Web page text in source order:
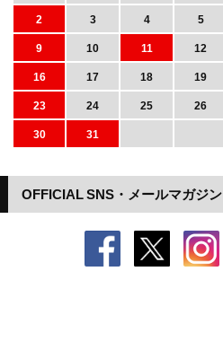
OFFICIAL SNS・メールマガジン
2
3 4 5
9
10 11 12
16
17 18 19
23
24 25 26
30
31